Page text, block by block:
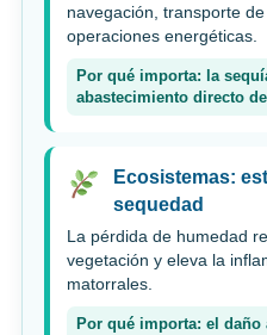
navegación, transporte
operaciones energéticas.
Por qué importa: la
abastecimiento directo
Ecosistemas:
sequedad
La pérdida de humedad
vegetación y eleva la
matorrales.
Por qué importa: el daño